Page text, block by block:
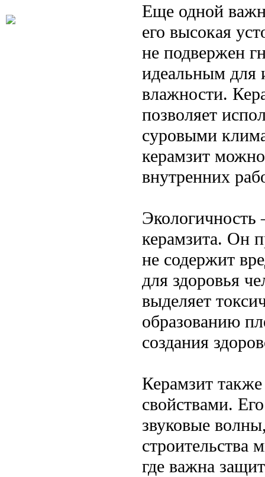
Еще одной
его высокая
не подвержен
идеальным для
влажности.
позволяет
суровыми
керамзит
внутренних
керамзита. Он
не содержит
для здоровья
выделяет
образованию
создания
Керамзит
свойствами.
звуковые
строительства
где важна